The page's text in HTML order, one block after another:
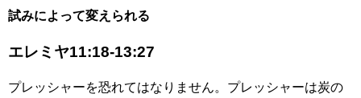
試みによって変えられる
エレミヤ11:18-13:27
プレッシャーを恐れてはなりません。プレッシャーは炭の